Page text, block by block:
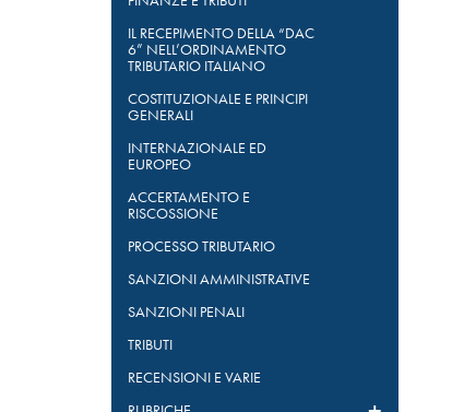
IL RECEPIMENTO DELLA “DAC
6” NELL’ORDINAMENTO
TRIBUTARIO ITALIANO
COSTITUZIONALE E PRINCIPI
GENERALI
INTERNAZIONALE ED
EUROPEO
ACCERTAMENTO E
RISCOSSIONE
PROCESSO TRIBUTARIO
SANZIONI AMMINISTRATIVE
SANZIONI PENALI
TRIBUTI
RECENSIONI E VARIE